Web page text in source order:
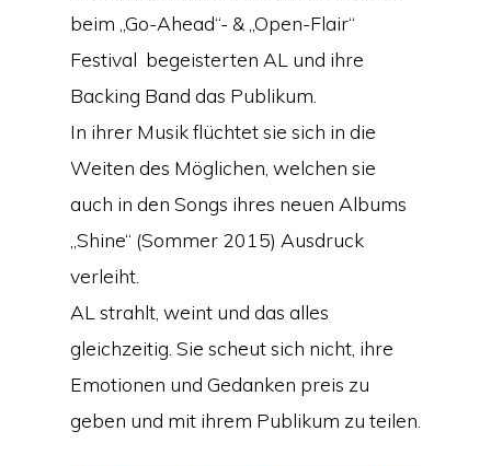
beim „Go-Ahead“- & „Open-Flair“
Festival begeisterten AL und ihre
Backing Band das Publikum.
In ihrer Musik flüchtet sie sich in die
Weiten des Möglichen, welchen sie
auch in den Songs ihres neuen Albums
„Shine“ (Sommer 2015) Ausdruck
verleiht.
AL strahlt, weint und das alles
gleichzeitig. Sie scheut sich nicht, ihre
Emotionen und Gedanken preis zu
geben und mit ihrem Publikum zu teilen.